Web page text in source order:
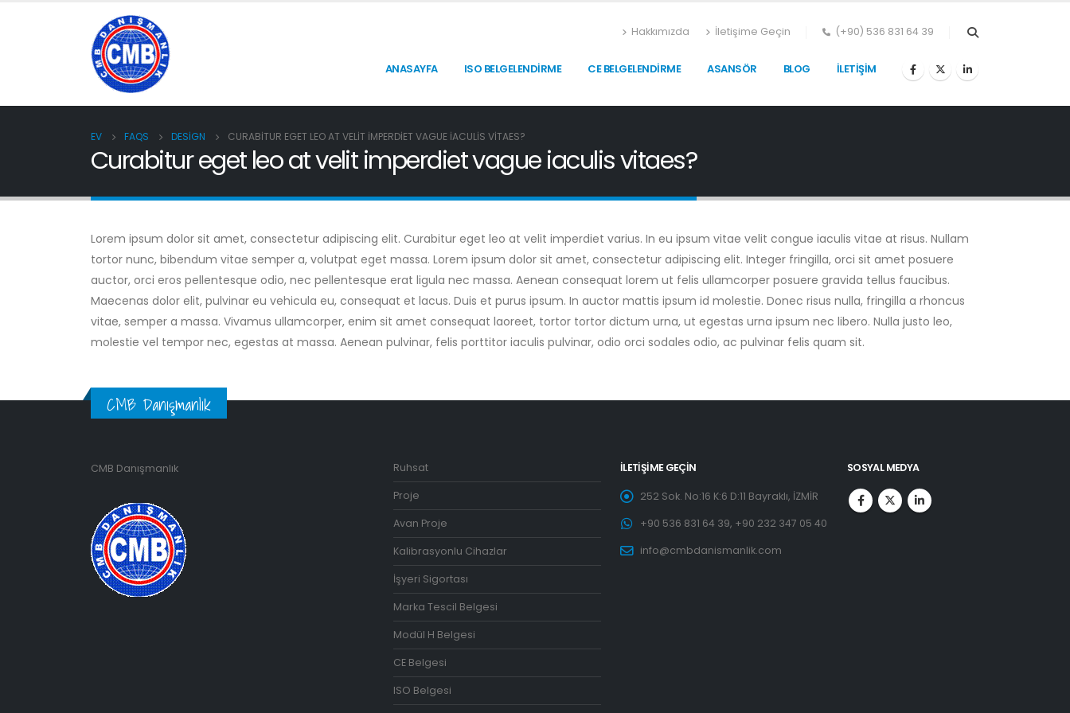
Hakkımızda İletişime Geçin (+90) 536 831 64 39
ANASAYFA ISO BELGELENDIRME CE BELGELENDIRME ASANSÖR BLOG İLETIŞIM
EV FAQS DESIGN CURABITUR EGET LEO AT VELIT IMPERDIET VAGUE IACULIS VITAES?
Curabitur eget leo at velit imperdiet vague iaculis vitaes?
Lorem ipsum dolor sit amet, consectetur adipiscing elit. Curabitur eget leo at velit imperdiet varius. In eu ipsum vitae velit congue iaculis vitae at risus. Nullam
tortor nunc, bibendum vitae semper a, volutpat eget massa. Lorem ipsum dolor sit amet, consectetur adipiscing elit. Integer fringilla, orci sit amet posuere
auctor, orci eros pellentesque odio, nec pellentesque erat ligula nec massa. Aenean consequat lorem ut felis ullamcorper posuere gravida tellus faucibus.
Maecenas dolor elit, pulvinar eu vehicula eu, consequat et lacus. Duis et purus ipsum. In auctor mattis ipsum id molestie. Donec risus nulla, fringilla a rhoncus
vitae, semper a massa. Vivamus ullamcorper, enim sit amet consequat laoreet, tortor tortor dictum urna, ut egestas urna ipsum nec libero. Nulla justo leo,
molestie vel tempor nec, egestas at massa. Aenean pulvinar, felis porttitor iaculis pulvinar, odio orci sodales odio, ac pulvinar felis quam sit.
CMB Danışmanlık
CMB Danışmanlık Ruhsat
Proje
Avan Proje
Kalibrasyonlu Cihazlar
İşyeri Sigortası
Marka Tescil Belgesi
Modül H Belgesi
CE Belgesi
ISO Belgesi
İLETIŞIME GEÇIN
252 Sok. No:16 K:6 D:11 Bayraklı, İZMİR
+90 536 831 64 39, +90 232 347 05 40
info@cmbdanismanlik.com
SOSYAL MEDYA